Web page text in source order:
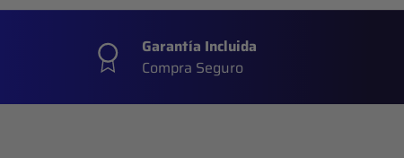
Garantía Incluida
Compra Seguro